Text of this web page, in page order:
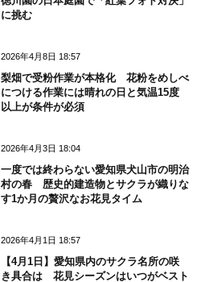
に挑む
2026年4月8日 18:57
梨畑で受粉作業が本格化 花粉をめしべ
につける作業には晴れの日と気温15度
以上が条件が必須
2026年4月3日 18:04
一度では終わらない愛知県犬山市の明治
村の春 歴史的建造物とサクラが織りな
す1か月の贅沢なお花見タイム
2026年4月1日 18:57
【4月1日】愛知県内のサクラ名所の咲
き具合は 花見シーズンはいつがベスト